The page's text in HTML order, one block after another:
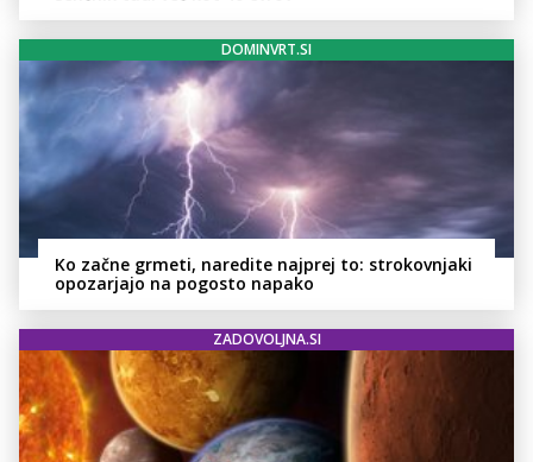
DOMINVRT.SI
Ko začne grmeti, naredite najprej to: strokovnjaki
opozarjajo na pogosto napako
ZADOVOLJNA.SI